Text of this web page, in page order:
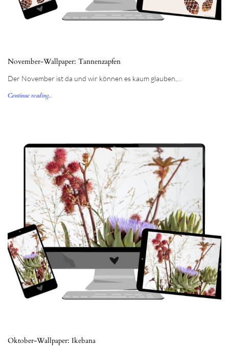
November-Wallpaper: Tannenzapfen
Der November ist da und wir können es kaum glauben,…
Continue reading...
Oktober-Wallpaper: Ikebana